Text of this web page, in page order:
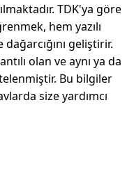
TDK'ya göre
hem yazılı
geliştirir.
olan ve aynı ya da
Bu bilgiler
size yardımcı